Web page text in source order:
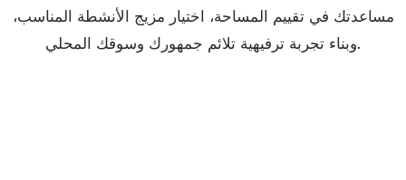
مساعدتك في تقييم المساحة، اختيار مزيج الأنشطة المناسب،
وبناء تجربة ترفيهية تلائم جمهورك وسوقك المحلي.